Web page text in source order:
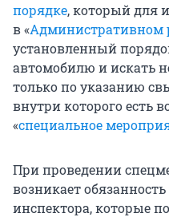
порядке, который для
в «Административном
установленный
автомобилю и искать
только по указанию
внутри которого есть
«специальное
При проведении
возникает
инспектора, которые